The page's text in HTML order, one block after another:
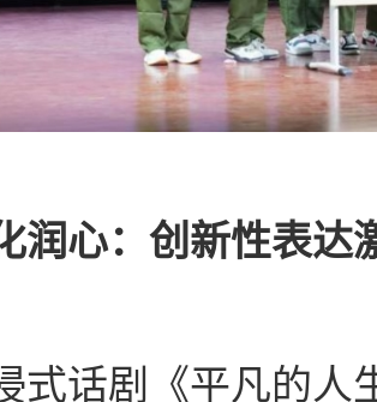
润心：创新性表达
式话剧《平凡的人